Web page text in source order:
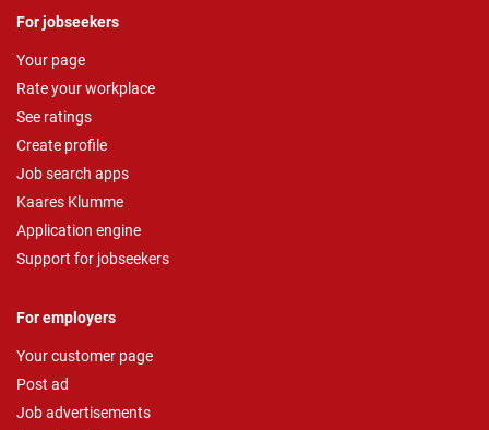
For jobseekers
Your page
Rate your workplace
See ratings
Create profile
Job search apps
Kaares Klumme
Application engine
Support for jobseekers
For employers
Your customer page
Post ad
Job advertisements